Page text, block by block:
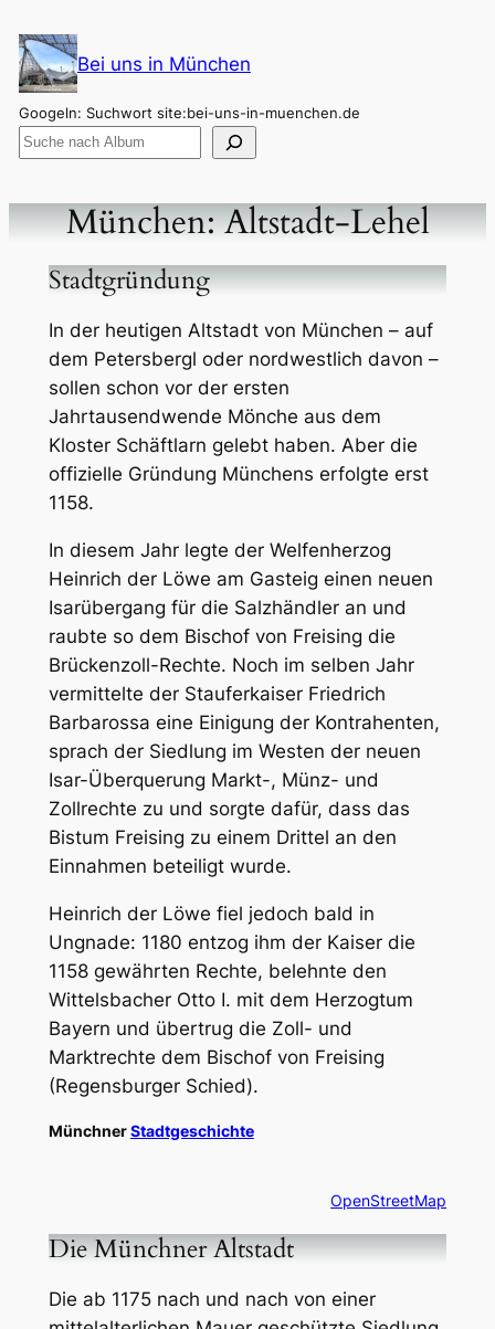
Inhalt
springen
Bei uns in München
Googeln: Suchwort site:bei-uns-in-muenchen.de
München: Altstadt-Lehel
Stadtgründung
In der heutigen Altstadt von München – auf
dem Petersbergl oder nordwestlich davon –
sollen schon vor der ersten
Jahrtausendwende Mönche aus dem
Kloster Schäftlarn gelebt haben. Aber die
offizielle Gründung Münchens erfolgte erst
1158.
In diesem Jahr legte der Welfenherzog
Heinrich der Löwe am Gasteig einen neuen
Isarübergang für die Salzhändler an und
raubte so dem Bischof von Freising die
Brückenzoll-Rechte. Noch im selben Jahr
vermittelte der Stauferkaiser Friedrich
Barbarossa eine Einigung der Kontrahenten,
sprach der Siedlung im Westen der neuen
Isar-Überquerung Markt-, Münz- und
Zollrechte zu und sorgte dafür, dass das
Bistum Freising zu einem Drittel an den
Einnahmen beteiligt wurde.
Heinrich der Löwe fiel jedoch bald in
Ungnade: 1180 entzog ihm der Kaiser die
1158 gewährten Rechte, belehnte den
Wittelsbacher Otto I. mit dem Herzogtum
Bayern und übertrug die Zoll- und
Marktrechte dem Bischof von Freising
(Regensburger Schied).
MünchnerStadtgeschichte
OpenStreetMap
Die Münchner Altstadt
Die ab 1175 nach und nach von einer